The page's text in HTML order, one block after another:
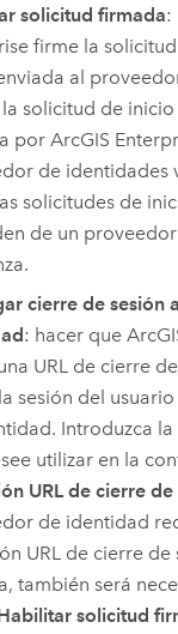
solicitud firmada:
firme la
al
solicitud de inicio
porArcGIS
de identidades
solicitudes de
de un
cierre de sesión
: hacer que
URL de cierre
sesión del
Introduzca la
utilizar en la
URL de cierre de
de identidad
URL de cierre de
también será
solicitud